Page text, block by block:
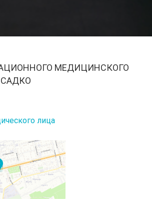
МЕДИЦИНСКОГО
лица